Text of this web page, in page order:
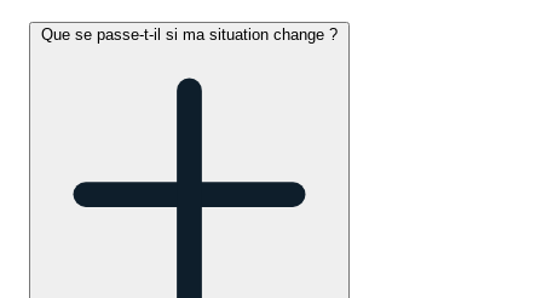
Que se passe-t-il si ma situation change ?